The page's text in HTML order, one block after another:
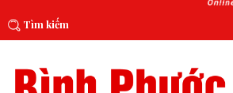
Tìm kiếm